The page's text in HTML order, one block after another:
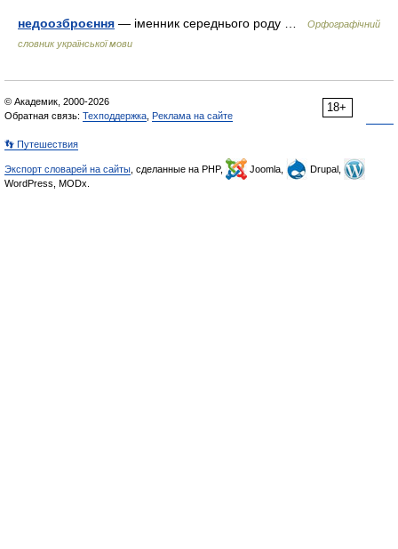
недоозброєння — іменник середнього роду …
Орфографічний
словник української мови
18+
© Академик, 2000-2026
Обратная связь: Техподдержка Реклама на сайте
👣 Путешествия
Экспорт словарей на сайты , сделанные на PHP, Joomla,
Drupal,
WordPress, MODx.